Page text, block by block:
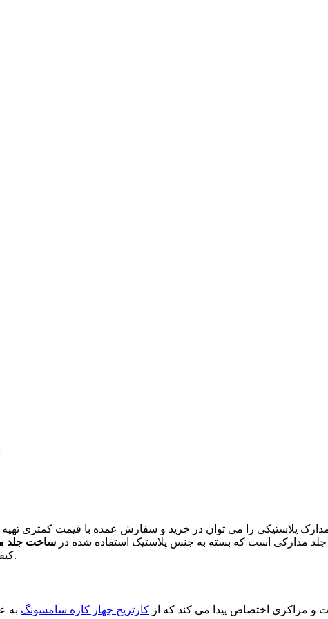
پلاستیکی را می توان در خرید و سفارش عمده با قیمت کمتری
جلد مدارکی است که بسته به جنس پلاستیک استفاده شده در ساخت جلد
متغیر خواهد بود.
و مراکزی اختصاص پیدا می کند که از کارتریج چهار کاره سامسونگ